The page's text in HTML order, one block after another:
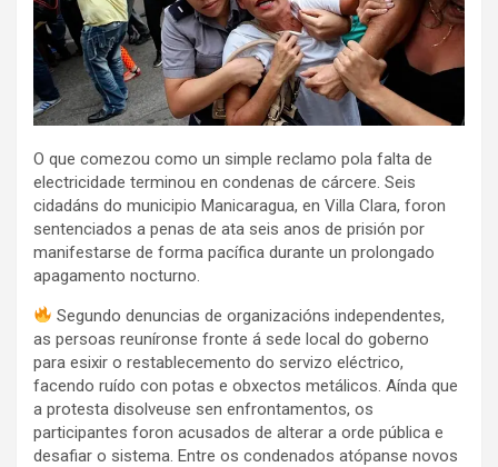
O que comezou como un simple reclamo pola falta de
electricidade terminou en condenas de cárcere. Seis
cidadáns do municipio Manicaragua, en Villa Clara, foron
sentenciados a penas de ata seis anos de prisión por
manifestarse de forma pacífica durante un prolongado
apagamento nocturno.
Segundo denuncias de organizacións independentes,
as persoas reuníronse fronte á sede local do goberno
para esixir o restablecemento do servizo eléctrico,
facendo ruído con potas e obxectos metálicos. Aínda que
a protesta disolveuse sen enfrontamentos, os
participantes foron acusados de alterar a orde pública e
desafiar o sistema. Entre os condenados atópanse novos